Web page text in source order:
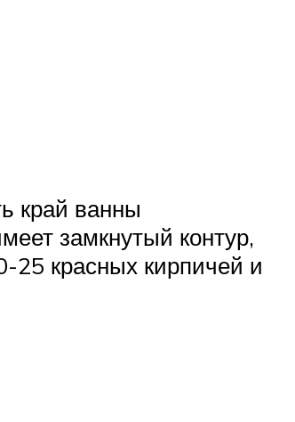
край ванны
замкнутый контур,
25 красных кирпичей и